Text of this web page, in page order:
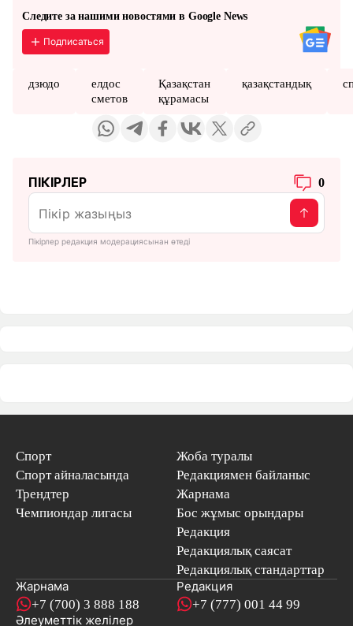
Следите за нашими новостями в Google News
Подписаться
дзюдо
елдос
сметов
Қазақстан
құрамасы
қазақстандық
ПІКІРЛЕР 0
Пікірлер редакция модерациясынан өтеді
Спорт
Спорт айналасында
Трендтер
Чемпиондар лигасы
Жоба туралы
Редакциямен байланыс
Жарнама
Бос жұмыс орындары
Редакция
Редакциялық саясат
Редакциялық стандарттар
Жарнама
+7 (700) 3 888 188
Редакция
+7 (777) 001 44 99
Әлеуметтік желілер